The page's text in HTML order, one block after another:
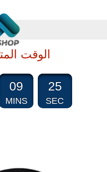
الوقت
09
MINS
25
SEC